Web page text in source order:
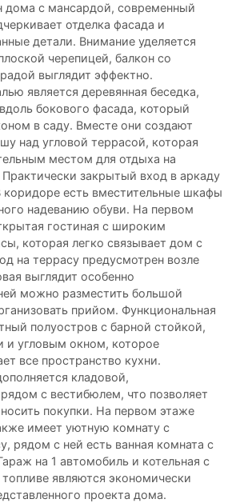
дома с мансардой, современный
отделка фасада и
детали. Внимание уделяется
черепицей, балкон со
выглядит эффектно.
является деревянная беседка,
бокового фасада, который
в саду. Вместе они создают
над угловой террасой, которая
местом для отдыха на
закрытый вход в аркаду
коридоре есть вместительные шкафы
надеванию обуви. На первом
гостиная с широким
которая легко связывает дом с
на террасу предусмотрен возле
выглядит особенно
можно разместить большой
прийом. Функциональная
полуостров с барной стойкой,
угловым окном, которое
все пространство кухни.
кладовой,
с вестибюлем, что позволяет
покупки. На первом этаже
имеет уютную комнату с
рядом с ней есть ванная комната с
на 1 автомобиль и котельная с
являются экономически
проекта дома.